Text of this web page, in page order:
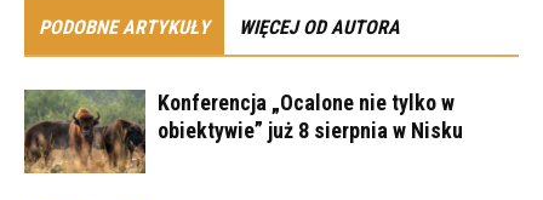
PODOBNE ARTYKUŁY WIĘCEJ OD AUTORA
Konferencja „Ocalone nie tylko w
obiektywie” już 8 sierpnia w Nisku